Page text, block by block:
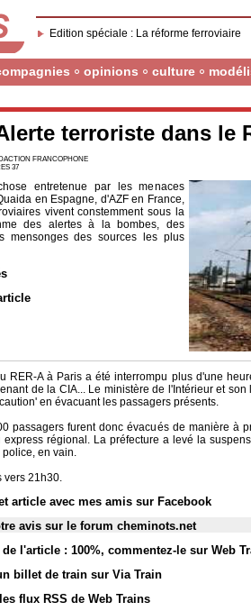
Edition spéciale : La réforme ferroviaire
opinions culture
terroriste dans le
FRANCOPHONE
37
entretenue par les menaces
en Espagne, d'AZF en France,
vivent constemment sous la
des alertes à la bombes, des
mensonges des sources les plus
RER-A à Paris a été interrompu plus d'une
de la CIA... Le ministère de l'Intérieur et
en évacuant les passagers présents.
passagers furent donc évacués de manière à
express régional. La préfecture a levé la
en vain.
vers 21h30.
article avec mes amis sur Facebook
avis sur le forum cheminots.net
l'article : 100%, commentez-le sur Web
billet de train sur Via Train
flux RSS de Web Trains